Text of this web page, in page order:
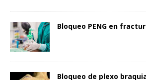
Bloqueo PENG en
Bloqueo de plexo